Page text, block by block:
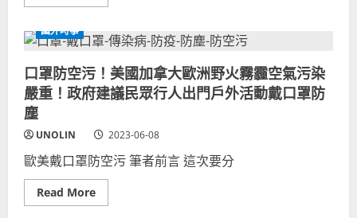
罩
用
途
美
學
台
灣？
歡
灣
其
林
餐
廳！
賭
城
西
雅
店
排
more
軍
陣
官
兵
命
名
器
名
清
單
總
整
理！
國外時事
口罩防空污！美國加拿大歐洲野火霧霾空氣污染
嚴重！政府建議民眾行人出門戶外活動戴口罩防
塵
UNOLIN 2023-06-08
歐美戴口罩防空污 筆者前言 這次要分
Read MoreRead
more